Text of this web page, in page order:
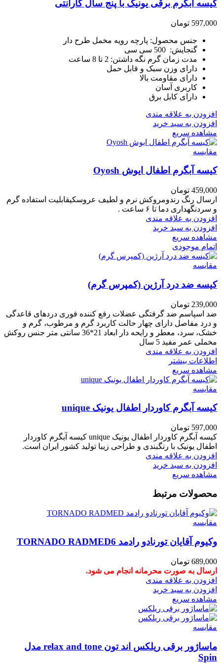
کیسه آبگرم برقی یونیک با پنج سال گارانتی
597,000 تومان
جنس محصول: پارچه رویه مخمل طرح دار
گنجایش: 500 سی سی
مدت زمان گرم نگه داشتن: 2 تا 8 ساعت
دارای وزن سبک و قابل حمل
دارای مقاومت بالا
کاربری آسان
دارای کابل برق
افزودن به علاقه مندی
افزودن به سبد خرید
مشاهده سریع
مقایسه
کیسه آبگرم اطفال ایوش Oyosh
459,000 تومان
ارسال رنگ رندومروکش نرم و لطیف عروسکیقابلیت استفاده گرم
و سردنگهداری دما تا ۶ ساعت .
افزودن به علاقه مندی
افزودن به سبد خرید
مشاهده سریع
اتمام موجودی
مقایسه
کیسه ضد درد آرژین (کمپرس گرم)
239,000 تومان
ضد اسپاسم ضد گرفتگی عضلات رفع کننده فوری دردهای قاعدگی
و درد مفاصل دارای چهار حالت کاربرد گرم و مرطوب، گرم و
خشک، سرد، معطر و رایحه دار ابعاد 21*36 سانتی متر جنس روکش
مخملی عمر مفید 5 سال
افزودن به علاقه مندی
اطلاعات بیشتر
مشاهده سریع
مقایسه
کیسه آبگرم کاوردار اطفال یونیک unique
597,000 تومان
کیسه آبگرم کاوردار اطفال یونیک unique کیسه آبگرم کاوردار
اطفال یونیک با رنگبندی و طراحی زیبا تولید کشور ایران است.
افزودن به علاقه مندی
افزودن به سبد خرید
مشاهده سریع
محصولات مرتبط
مقایسه
وکیوم آقایان تورنادو رادمد TORNADO RADMED6
689,000 تومان
ارسال به صورت محرمانه انجام می شود.
افزودن به علاقه مندی
افزودن به سبد خرید
مشاهده سریع
مقایسه
ماساژور برقی ریلکس اند تون relax and tone مدل
Spin